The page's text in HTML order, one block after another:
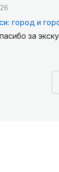
Анна
нам очень
город и
за